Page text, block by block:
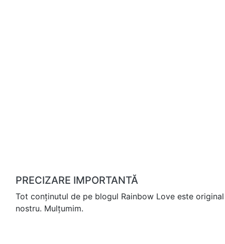
PRECIZARE IMPORTANTĂ
Tot conținutul de pe blogul Rainbow Love este
nostru. Mulțumim.